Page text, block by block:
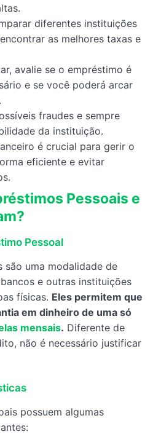
diferentes instituições
as melhores taxas e
avalie se o empréstimo é
e se você poderá arcar
fraudes e sempre
da instituição.
é crucial para gerir o
eficiente e evitar
Pessoais e
Pessoal
são uma modalidade de
e outras instituições
físicas. Eles permitem que
em dinheiro de uma só
mensais. Diferente de
não é necessário justificar
possuem algumas